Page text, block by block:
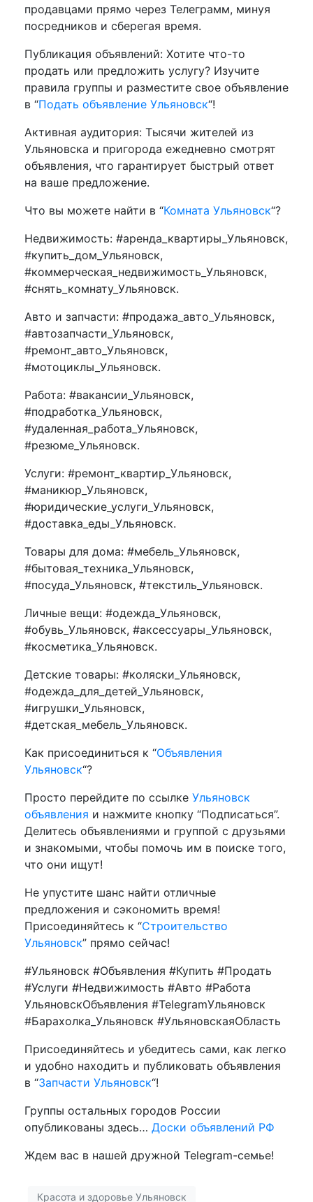
продавцами прямо через Телеграмм, минуя
посредников и сберегая время.
Публикация объявлений: Хотите что-то
продать или предложить услугу? Изучите
правила группы и разместите свое объявление
в “Подать объявление Ульяновск“!
Активная аудитория: Тысячи жителей из
Ульяновска и пригорода ежедневно смотрят
объявления, что гарантирует быстрый ответ
на ваше предложение.
Что вы можете найти в “Комната Ульяновск“?
Недвижимость: #аренда_квартиры_Ульяновск,
#купить_дом_Ульяновск,
#коммерческая_недвижимость_Ульяновск,
#снять_комнату_Ульяновск.
Авто и запчасти: #продажа_авто_Ульяновск,
#автозапчасти_Ульяновск,
#ремонт_авто_Ульяновск,
#мотоциклы_Ульяновск.
Работа: #вакансии_Ульяновск,
#подработка_Ульяновск,
#удаленная_работа_Ульяновск,
#резюме_Ульяновск.
Услуги: #ремонт_квартир_Ульяновск,
#маникюр_Ульяновск,
#юридические_услуги_Ульяновск,
#доставка_еды_Ульяновск.
Товары для дома: #мебель_Ульяновск,
#бытовая_техника_Ульяновск,
#посуда_Ульяновск, #текстиль_Ульяновск.
Личные вещи: #одежда_Ульяновск,
#обувь_Ульяновск, #аксессуары_Ульяновск,
#косметика_Ульяновск.
Детские товары: #коляски_Ульяновск,
#одежда_для_детей_Ульяновск,
#игрушки_Ульяновск,
#детская_мебель_Ульяновск.
Как присоединиться к “Объявления
Ульяновск“?
Просто перейдите по ссылке Ульяновск
объявления и нажмите кнопку “Подписаться”.
Делитесь объявлениями и группой с друзьями
и знакомыми, чтобы помочь им в поиске того,
что они ищут!
Не упустите шанс найти отличные
предложения и сэкономить время!
Присоединяйтесь к “Строительство
Ульяновск” прямо сейчас!
#Ульяновск #Объявления #Купить #Продать
#Услуги #Недвижимость #Авто #Работа
УльяновскОбъявления #TelegramУльяновск
#Барахолка_Ульяновск #УльяновскаяОбласть
Присоединяйтесь и убедитесь сами, как легко
и удобно находить и публиковать объявления
в “Запчасти Ульяновск“!
Группы остальных городов России
опубликованы здесь… Доски объявлений РФ
Ждем вас в нашей дружной Telegram-семье!
Красота и здоровье Ульяновск